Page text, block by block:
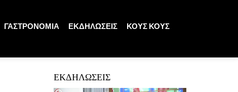
ΓΑΣΤΡΟΝΟΜΙΑ ΕΚΔΗΛΩΣΕΙΣ ΚΟΥΣ ΚΟΥΣ
ΕΚΔΗΛΩΣΕΙΣ